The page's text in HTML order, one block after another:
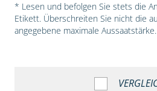
* Lesen und befolgen Sie stets die
Etikett. Überschreiten Sie nicht die
angegebene maximale Aussaatstärke.